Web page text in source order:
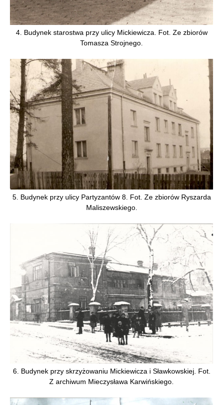
4. Budynek starostwa przy ulicy Mickiewicza. Fot. Ze zbiorów
Tomasza Strojnego.
5. Budynek przy ulicy Partyzantów 8. Fot. Ze zbiorów Ryszarda
Maliszewskiego.
6. Budynek przy skrzyżowaniu Mickiewicza i Sławkowskiej. Fot.
Z archiwum Mieczysława Karwińskiego.